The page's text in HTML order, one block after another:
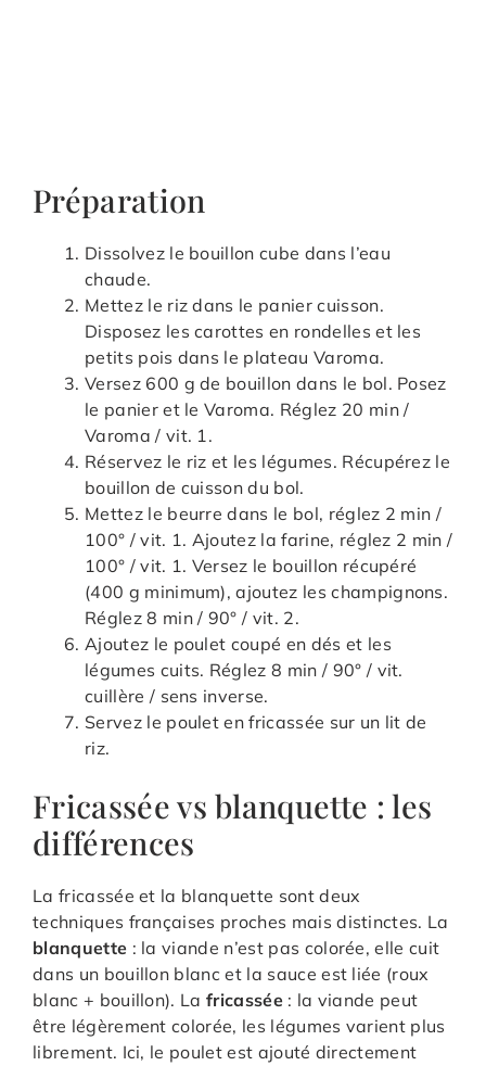
Préparation
Dissolvez le bouillon cube dans l’eau
chaude.
Mettez le riz dans le panier cuisson.
Disposez les carottes en rondelles et les
petits pois dans le plateau Varoma.
Versez 600 g de bouillon dans le bol. Posez
le panier et le Varoma. Réglez 20 min /
Varoma / vit. 1.
Réservez le riz et les légumes. Récupérez le
bouillon de cuisson du bol.
Mettez le beurre dans le bol, réglez 2 min /
100° / vit. 1. Ajoutez la farine, réglez 2 min /
100° / vit. 1. Versez le bouillon récupéré
(400 g minimum), ajoutez les champignons.
Réglez 8 min / 90° / vit. 2.
Ajoutez le poulet coupé en dés et les
légumes cuits. Réglez 8 min / 90° / vit.
cuillère / sens inverse.
Servez le poulet en fricassée sur un lit de
riz.
Fricassée vs blanquette : les
différences
La fricassée et la blanquette sont deux
techniques françaises proches mais distinctes. La
blanquette : la viande n’est pas colorée, elle cuit
dans un bouillon blanc et la sauce est liée (roux
blanc + bouillon). Lafricassée: la viande peut
être légèrement colorée, les légumes varient plus
librement. Ici, le poulet est ajouté directement